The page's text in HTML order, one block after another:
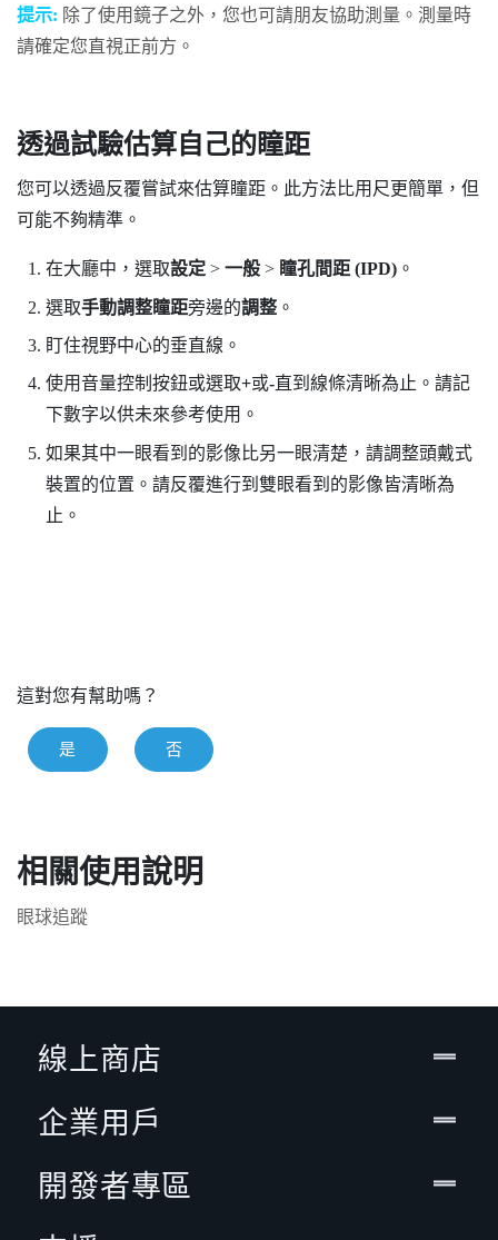
提示: 除了使用鏡子之外，您也可請朋友協助測量。測量時
請確定您直視正前方。
透過試驗估算自己的瞳距
您可以透過反覆嘗試來估算瞳距。此方法比用尺更簡單，但
可能不夠精準。
在大廳中，選取設定> 一般> 瞳孔間距 (IPD)。
選取手動調整瞳距旁邊的調整。
盯住視野中心的垂直線。
使用音量控制按鈕或選取+或-直到線條清晰為止。請記
下數字以供未來參考使用。
如果其中一眼看到的影像比另一眼清楚，請調整頭戴式
裝置的位置。請反覆進行到雙眼看到的影像皆清晰為
止。
這對您有幫助嗎？
是 否
相關使用說明
眼球追蹤
線上商店
企業用戶
開發者專區